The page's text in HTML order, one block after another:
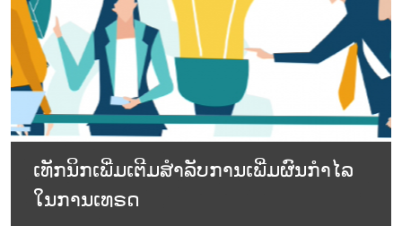
ເທັກນິກເພີ່ມເຕີມສຳລັບການເພີ່ມຜົນກຳໄລ
ໃນການເທຣດ